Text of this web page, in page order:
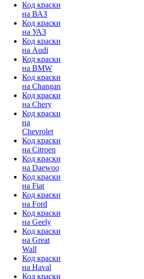
Код краски
на ВАЗ
Код краски
на УАЗ
Код краски
на Audi
Код краски
на BMW
Код краски
на Changan
Код краски
на Chery
Код краски
на
Chevrolet
Код краски
на Citroen
Код краски
на Daewoo
Код краски
на Fiat
Код краски
на Ford
Код краски
на Geely
Код краски
на Great
Wall
Код краски
на Haval
Код краски